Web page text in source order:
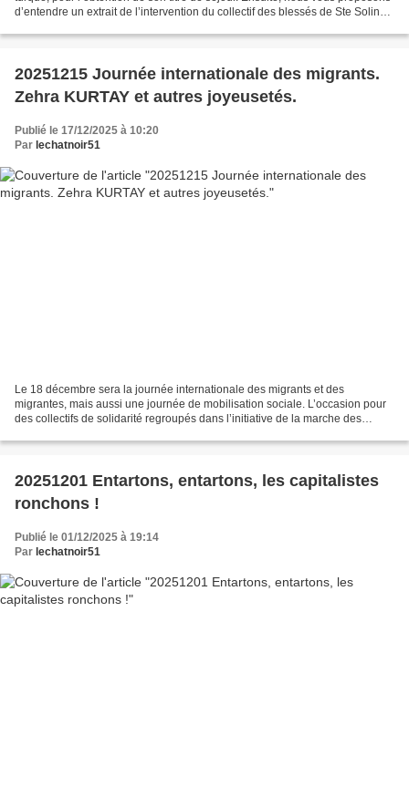
d’entendre un extrait de l’intervention du collectif des blessés de Ste Soline
20251215 Journée internationale des migrants.
Zehra KURTAY et autres joyeusetés.
Publié le 17/12/2025 à 10:20
Par lechatnoir51
Le 18 décembre sera la journée internationale des migrants et des
migrantes, mais aussi une journée de mobilisation sociale. L’occasion pour
des collectifs de solidarité regroupés dans l’initiative de la marche des
20251201 Entartons, entartons, les capitalistes
ronchons !
Publié le 01/12/2025 à 19:14
Par lechatnoir51